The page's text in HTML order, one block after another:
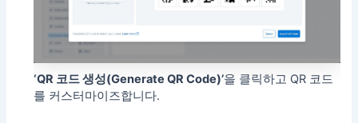
‘QR 코드 생성(Generate QR Code)’을 클릭하고 QR 코드
를 커스터마이즈합니다.